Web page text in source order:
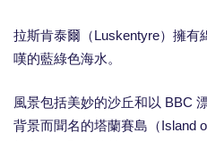
拉斯肯泰爾（Luskentyre）擁有
嘆的藍綠色海水。
風景包括美妙的沙丘和以 BBC
背景而聞名的塔蘭賽島（Island